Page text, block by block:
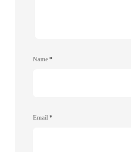
Name *
Email *